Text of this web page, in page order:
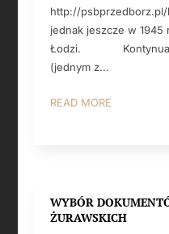
http://
jednak jeszcze w 1945
Łodzi.
(jednym z...
READ MORE
WYBÓR
ŻURAWSKICH